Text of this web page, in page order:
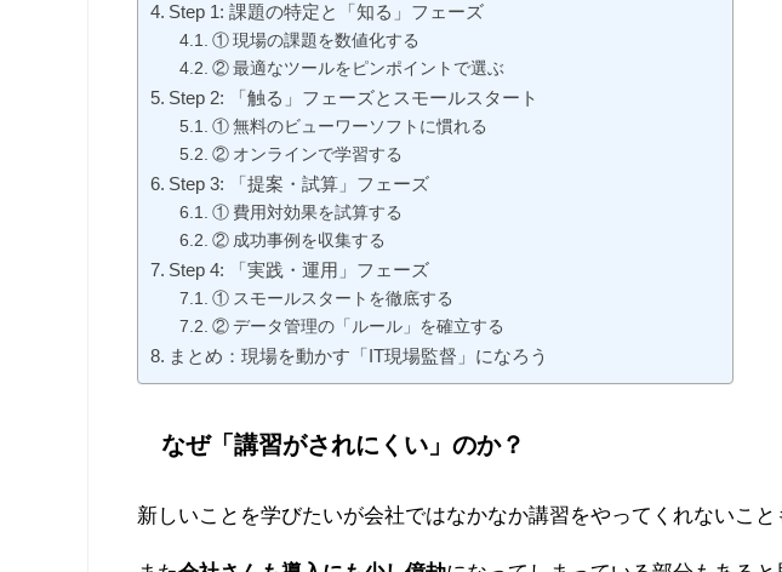
Step 1: 課題の特定と「知る」フェーズ
① 現場の課題を数値化する
② 最適なツールをピンポイントで選ぶ
Step 2: 「触る」フェーズとスモールスタート
① 無料のビューワーソフトに慣れる
② オンラインで学習する
Step 3: 「提案・試算」フェーズ
① 費用対効果を試算する
② 成功事例を収集する
Step 4: 「実践・運用」フェーズ
① スモールスタートを徹底する
② データ管理の「ルール」を確立する
まとめ：現場を動かす「IT現場監督」になろう
なぜ「講習がされにくい」のか？
新しいことを学びたいが会社ではなかなか講習をやってくれないこと